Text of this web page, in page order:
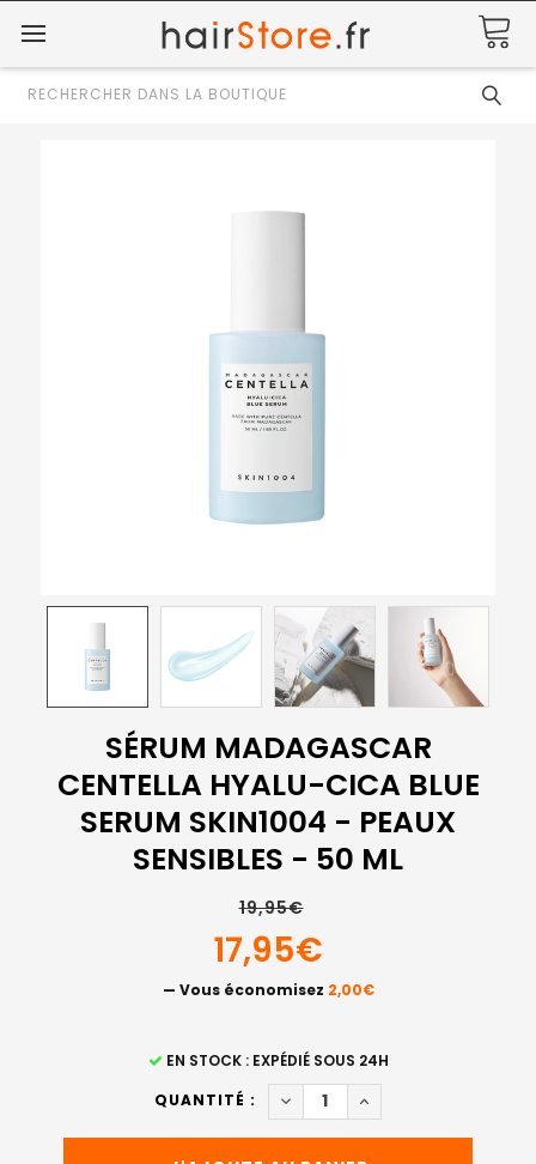
Rechercher
SÉRUM MADAGASCAR
CENTELLA HYALU-CICA BLUE
SERUM SKIN1004 - PEAUX
SENSIBLES - 50 ML
19,95€
17,95€
— Vous économisez 2,00€
EN STOCK : EXPÉDIÉ SOUS 24H
QUANTITÉ :
DIMINUER LA QUANTITÉ DE
AUGMENTER LA